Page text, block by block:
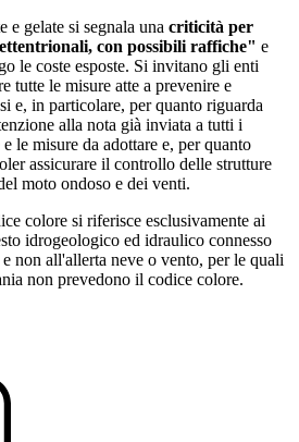
e gelate si segnala una criticità per
con possibili raffiche" e
le coste esposte. Si invitano gli enti
tutte le misure atte a prevenire e
e, in particolare, per quanto riguarda
alla nota già inviata a tutti i
le misure da adottare e, per quanto
assicurare il controllo delle strutture
moto ondoso e dei venti.
colore si riferisce esclusivamente ai
idrogeologico ed idraulico connesso
non all'allerta neve o vento, per le quali
non prevedono il codice colore.